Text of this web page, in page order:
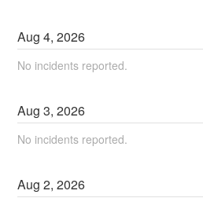
Aug4,2026
No incidents reported.
Aug3,2026
No incidents reported.
Aug2,2026